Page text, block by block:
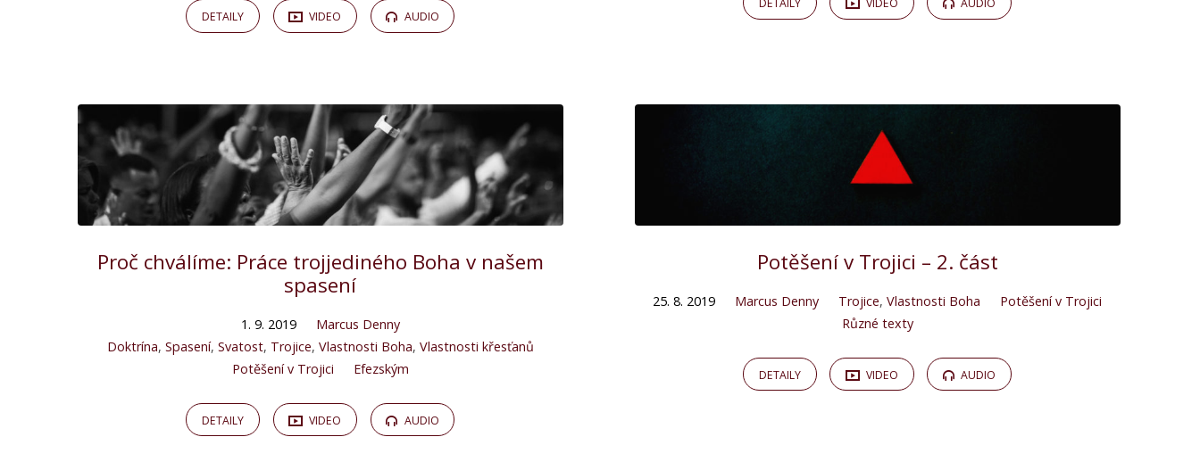
DETAILY VIDEO AUDIO
DETAILY VIDEO AUDIO
Proč chválíme: Práce trojjediného Boha v našem
spasení
1. 9. 2019
Marcus Denny
Doktrína, Spasení, Svatost, Trojice, Vlastnosti Boha, Vlastnosti křesťanů
Potěšení v Trojici
Efezským
DETAILY VIDEO AUDIO
Potěšení v Trojici – 2. část
25. 8. 2019 Marcus Denny Trojice,Vlastnosti Boha
Potěšení v Trojici
Různé texty
DETAILY VIDEO AUDIO